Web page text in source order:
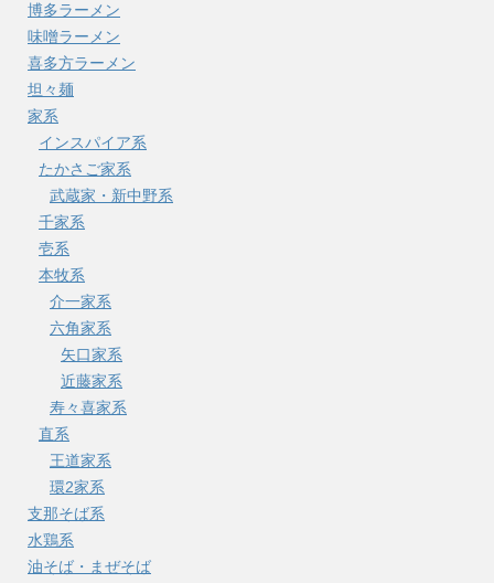
博多ラーメン
味噌ラーメン
喜多方ラーメン
坦々麺
家系
インスパイア系
たかさご家系
武蔵家・新中野系
千家系
壱系
本牧系
介一家系
六角家系
矢口家系
近藤家系
寿々喜家系
直系
王道家系
環2家系
支那そば系
水鶏系
油そば・まぜそば